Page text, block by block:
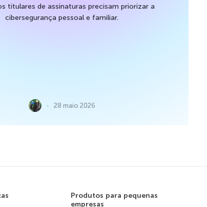
titulares de assinaturas precisam priorizar a
cibersegurança pessoal e familiar.
28 maio 2026
Produtos para pequenas
empresas